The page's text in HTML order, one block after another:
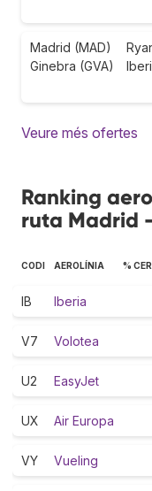
Madrid (MAD)
Ginebra (GVA)
Veure més ofertes
Ranking
ruta Madrid
CODI AEROLÍNIA %
IB Iberia
V7 Volotea
U2 EasyJet
UX Air Europa
VY Vueling